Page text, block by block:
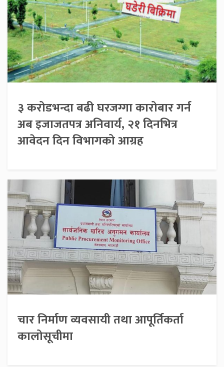
३ करोडभन्दा बढी घरजग्गा कारोबार गर्न
अब इजाजतपत्र अनिवार्य, २१ दिनभित्र
आवेदन दिन विभागको आग्रह
चार निर्माण व्यवसायी तथा आपूर्तिकर्ता
कालोसूचीमा